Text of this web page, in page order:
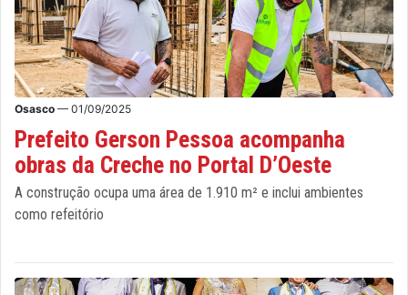
Osasco — 01/09/2025
Prefeito Gerson Pessoa acompanha
obras da Creche no Portal D’Oeste
A construção ocupa uma área de 1.910 m² e inclui ambientes
como refeitório